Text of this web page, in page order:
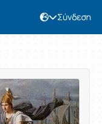
Σύνδεση